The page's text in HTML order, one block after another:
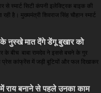
से स्मार्ट सिटी कंपनी इलेक्ट्रिक बाइक की
है। मुख्यमंत्री शिवराज सिंह चौहान स्मार्ट
के नुस्खे मात देंगे डेंगू बुखार को
के बीच बाबा रामदेव ने इससे बचने के गुर
प्रेस कांफ्रेंस में जड़ी बूटियों और फल दिखाकर
राय बनाने से पहले उनका काम